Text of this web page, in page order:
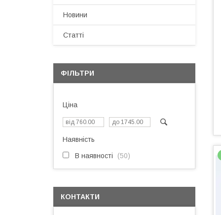
Новини
Статті
ФІЛЬТРИ
Ціна
Наявність
В наявності 50
КОНТАКТИ